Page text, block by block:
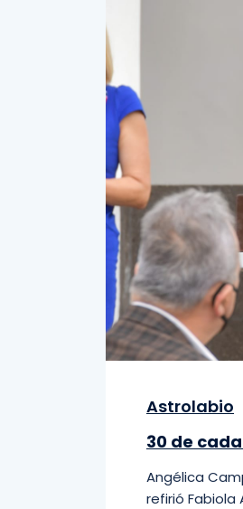
Astrolabio
30 de
Angélica
refirió Fabiola